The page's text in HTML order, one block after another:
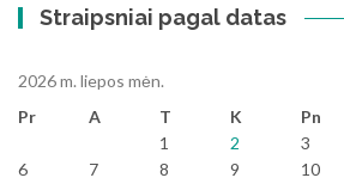
Straipsniai pagal datas
2026 m. liepos mėn.
Pr
A T K Pn
1
2 3
6
7 8 9 10